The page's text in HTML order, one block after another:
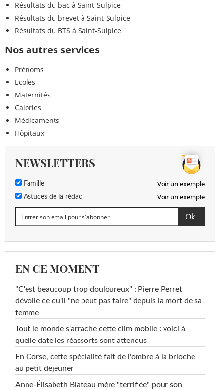
Résultats du bac à Saint-Sulpice
Résultats du brevet à Saint-Sulpice
Résultats du BTS à Saint-Sulpice
Nos autres services
Prénoms
Ecoles
Maternités
Calories
Médicaments
Hôpitaux
NEWSLETTERS
Famille Voir un exemple
Astuces de la rédac Voir un exemple
EN CE MOMENT
"C'est beaucoup trop douloureux" : Pierre Perret
dévoile ce qu'il "ne peut pas faire" depuis la mort de sa
femme
Tout le monde s'arrache cette clim mobile : voici à
quelle date les réassorts sont attendus
En Corse, cette spécialité fait de l'ombre à la brioche
au petit déjeuner
Anne-Élisabeth Blateau mère "terrifiée" pour son